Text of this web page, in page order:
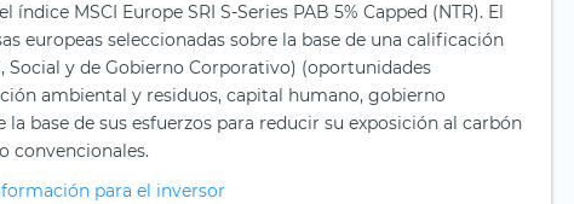
índice MSCI Europe SRI S-Series PAB 5% Capped (NTR). El
europeas seleccionadas sobre la base de una calificación
Social y de Gobierno Corporativo) (oportunidades
ambiental y residuos, capital humano, gobierno
base de sus esfuerzos para reducir su exposición al carbón
convencionales.
para el inversor